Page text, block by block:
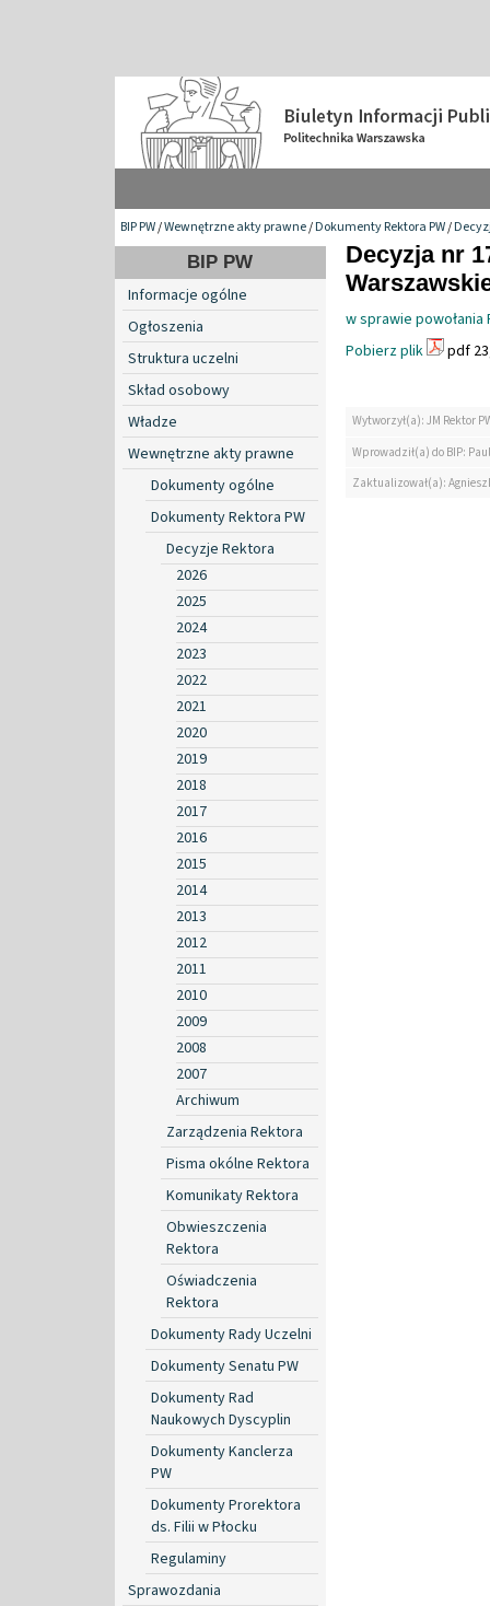
BIP PW/Wewnętrzne akty prawne/Dokumenty Rektora PW/
BIP PW
Informacje ogólne
Ogłoszenia
Struktura uczelni
Skład osobowy
Władze
Wewnętrzne akty prawne
Dokumenty ogólne
Dokumenty Rektora PW
Decyzje Rektora
2026
2025
2024
2023
2022
2021
2020
2019
2018
2017
2016
2015
2014
2013
2012
2011
2010
2009
2008
2007
Archiwum
Zarządzenia Rektora
Pisma okólne Rektora
Komunikaty Rektora
Obwieszczenia
Rektora
Oświadczenia
Rektora
Dokumenty Rady Uczelni
Dokumenty Senatu PW
Dokumenty Rad
Naukowych Dyscyplin
Dokumenty Kanclerza
PW
Dokumenty Prorektora
ds. Filii w Płocku
Regulaminy
Sprawozdania
Decyzja nr
w sprawie powołania
Pobierz plik
pdf
Wytworzył(a): JM Rektor
Wprowadził(a) do BIP:
Zaktualizował(a):